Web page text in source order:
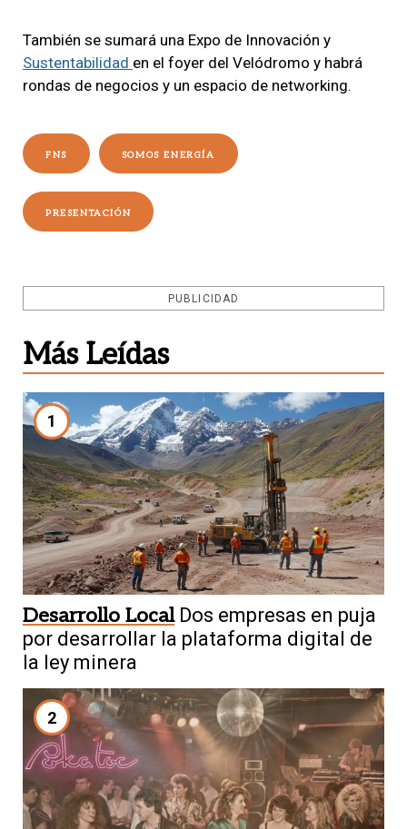
También se sumará una Expo de Innovación y
Sustentabilidad en el foyer del Velódromo y habrá
rondas de negocios y un espacio de networking.
FNS SOMOS ENERGÍA
PRESENTACIÓN
PUBLICIDAD
Más Leídas
1
Desarrollo Local Dos empresas en puja
por desarrollar la plataforma digital de
la ley minera
2